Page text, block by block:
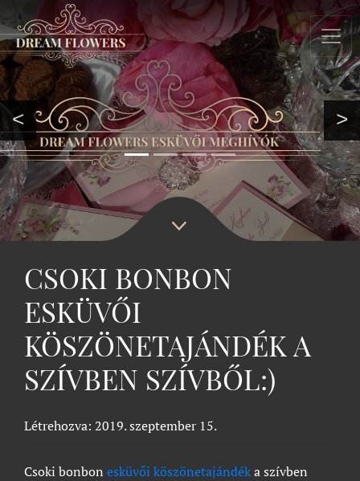
< >
CSOKI BONBON
ESKÜVŐI
KÖSZÖNETAJÁNDÉK A
SZÍVBEN SZÍVBŐL:)
Létrehozva: 2019. szeptember 15.
Csoki bonbon esküvői köszönetajándéka szívben